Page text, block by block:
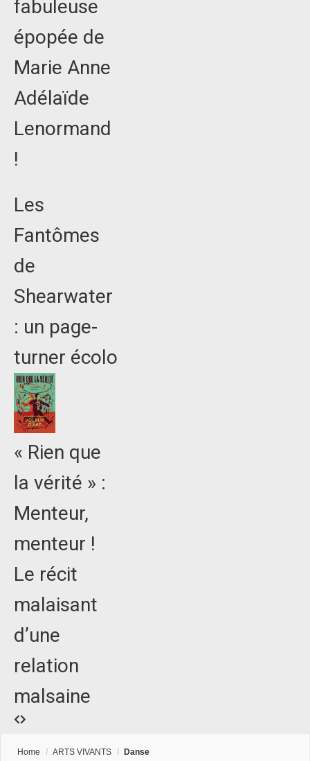
fabuleuse
épopée de
Marie Anne
Adélaïde
Lenormand
!
Les
Fantômes
de
Shearwater
: un page-
turner écolo
« Rien que
la vérité » :
Menteur,
menteur !
Le récit
malaisant
d’une
relation
malsaine
Home / ARTS VIVANTS / Danse